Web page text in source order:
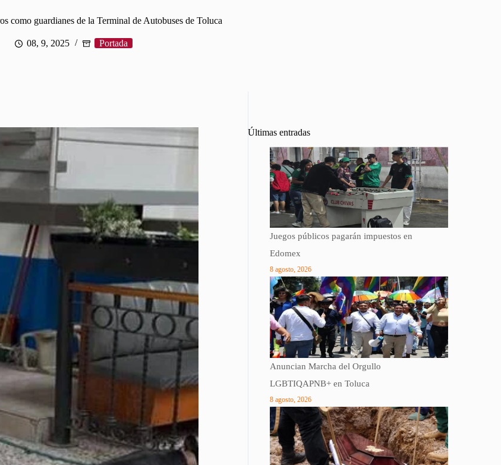
como guardianes de la Terminal de Autobuses de Toluca
08, 9, 2025 Portada
Últimas entradas
Juegos públicos pagarán impuestos en
Edomex
8 agosto, 2026
Anuncian Marcha del Orgullo
LGBTIQAPNB+ en Toluca
8 agosto, 2026